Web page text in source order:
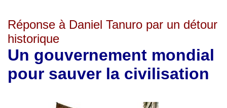
Réponse à Daniel Tanuro par un détour
historique
Un gouvernement mondial
pour sauver la civilisation